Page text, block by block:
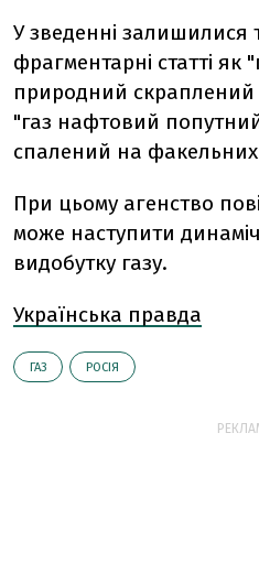
У зведенні залишилися
фрагментарні статті як
природний скраплений
"газ нафтовий
спалений на факельних
При цьому агенство
може наступити
видобутку газу.
Українська правда
ГАЗ РОСІЯ